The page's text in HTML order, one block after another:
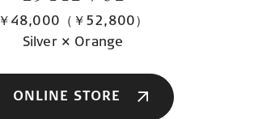
￥48,000（￥52,800）
Silver × Orange
ONLINE STORE